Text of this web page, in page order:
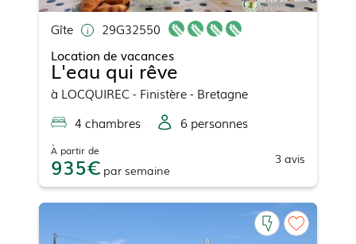
Gîte
29G32550
Location de vacances
L'eau qui rêve
à LOCQUIREC- Finistère - Bretagne
4chambres 6 personnes
À partir de
935 par semaine
3 avis